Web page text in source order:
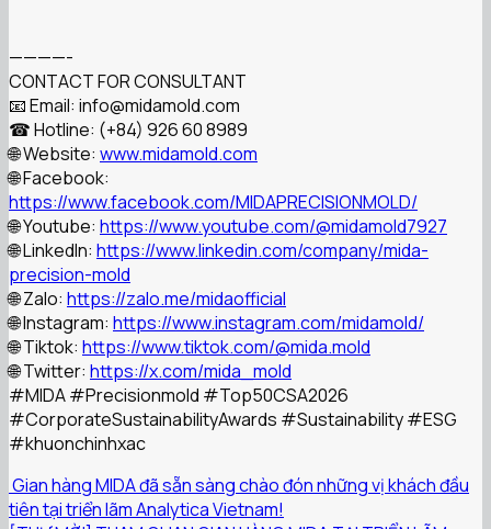
————-
CONTACT FOR CONSULTANT
📧 Email: info@midamold.com
☎ Hotline: (+84) 926 60 8989
🌐 Website: www.midamold.com
🌐 Facebook:
https://www.facebook.com/MIDAPRECISIONMOLD/
🌐 Youtube: https://www.youtube.com/@midamold7927
🌐 LinkedIn: https://www.linkedin.com/company/mida-
precision-mold
🌐 Zalo: https://zalo.me/midaofficial
🌐 Instagram: https://www.instagram.com/midamold/
🌐 Tiktok: https://www.tiktok.com/@mida.mold
🌐 Twitter: https://x.com/mida_mold
#MIDA#Precisionmold #Top50CSA2026
#CorporateSustainabilityAwards #Sustainability#ESG
#khuonchinhxac
️ Gian hàng MIDA đã sẵn sàng chào đón những vị khách đầu
tiên tại triển lãm Analytica Vietnam!